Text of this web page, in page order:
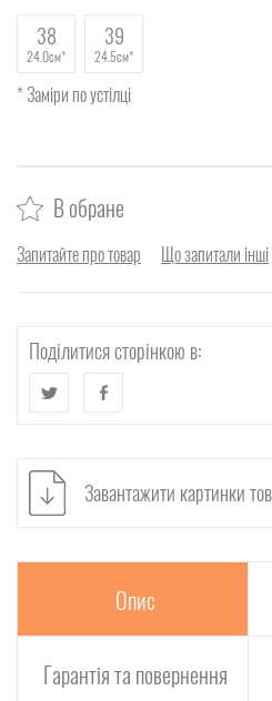
38
24.0см
39
24.5см
* Заміри по устілці
В обране
Запитайте про товар Що запитали інші
Поділитися сторінкою в:
Завантажити картинки
Опис
Гарантія та повернення